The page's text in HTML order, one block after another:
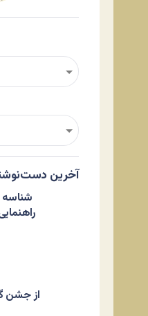
آخرین
از جشن